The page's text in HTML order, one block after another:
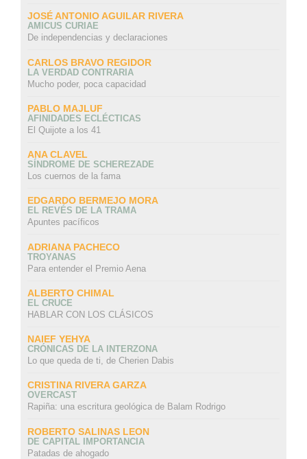
JOSÉ ANTONIO AGUILAR RIVERA
AMICUS CURIAE
De independencias y declaraciones
CARLOS BRAVO REGIDOR
LA VERDAD CONTRARIA
Mucho poder, poca capacidad
PABLO MAJLUF
AFINIDADES ECLÉCTICAS
El Quijote a los 41
ANA CLAVEL
SÍNDROME DE SCHEREZADE
Los cuernos de la fama
EDGARDO BERMEJO MORA
EL REVÉS DE LA TRAMA
Apuntes pacíficos
ADRIANA PACHECO
TROYANAS
Para entender el Premio Aena
ALBERTO CHIMAL
EL CRUCE
HABLAR CON LOS CLÁSICOS
NAIEF YEHYA
CRÓNICAS DE LA INTERZONA
Lo que queda de ti, de Cherien Dabis
CRISTINA RIVERA GARZA
OVERCAST
Rapiña: una escritura geológica de Balam Rodrigo
ROBERTO SALINAS LEON
DE CAPITAL IMPORTANCIA
Patadas de ahogado